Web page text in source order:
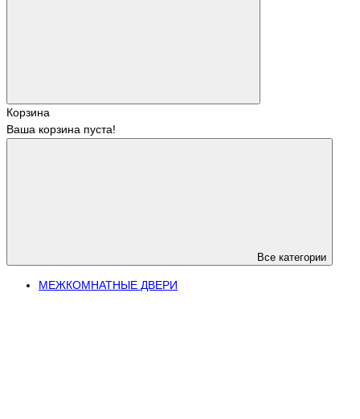
Корзина
Ваша корзина пуста!
Все категории
МЕЖКОМНАТНЫЕ ДВЕРИ